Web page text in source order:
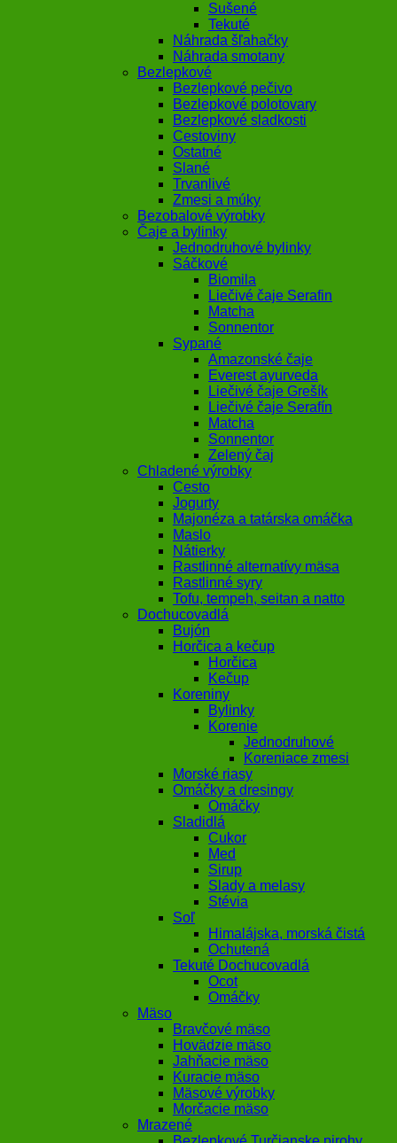
Sušené
Tekuté
Náhrada šľahačky
Náhrada smotany
Bezlepkové
Bezlepkové pečivo
Bezlepkové polotovary
Bezlepkové sladkosti
Cestoviny
Ostatné
Slané
Trvanlivé
Zmesi a múky
Bezobalové výrobky
Čaje a bylinky
Jednodruhové bylinky
Sáčkové
Biomila
Liečivé čaje Serafin
Matcha
Sonnentor
Sypané
Amazonské čaje
Everest ayurveda
Liečivé čaje Grešík
Liečivé čaje Serafín
Matcha
Sonnentor
Zelený čaj
Chladené výrobky
Cesto
Jogurty
Majonéza a tatárska omáčka
Maslo
Nátierky
Rastlinné alternatívy mäsa
Rastlinné syry
Tofu, tempeh, seitan a natto
Dochucovadlá
Bujón
Horčica a kečup
Horčica
Kečup
Koreniny
Bylinky
Korenie
Jednodruhové
Koreniace zmesi
Morské riasy
Omáčky a dresingy
Omáčky
Sladidlá
Cukor
Med
Sirup
Slady a melasy
Stévia
Soľ
Himalájska, morská čistá
Ochutená
Tekuté Dochucovadlá
Ocot
Omáčky
Mäso
Bravčové mäso
Hovädzie mäso
Jahňacie mäso
Kuracie mäso
Mäsové výrobky
Morčacie mäso
Mrazené